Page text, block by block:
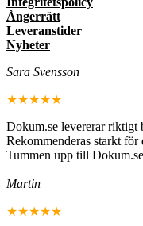
Ångerrätt
Leveranstider
Nyheter
Sara Svensson
★★★★★
Dokum.se levererar riktigt
Rekommenderas starkt
Tummen upp till Dokum.se
Martin
★★★★★